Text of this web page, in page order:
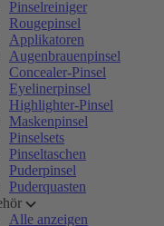
Pinselreiniger
Rougepinsel
Applikatoren
Augenbrauenpinsel
Concealer-Pinsel
Eyelinerpinsel
Highlighter-Pinsel
Maskenpinsel
Pinselsets
Pinseltaschen
Puderpinsel
Puderquasten
Alle anzeigen